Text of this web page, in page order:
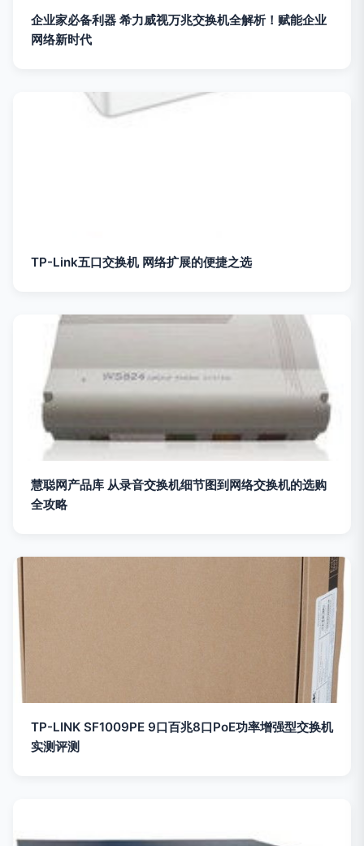
企业家必备利器 希力威视万兆交换机全解析！赋能企业
网络新时代
TP-Link五口交换机 网络扩展的便捷之选
慧聪网产品库 从录音交换机细节图到网络交换机的选购
全攻略
TP-LINK SF1009PE 9口百兆8口PoE功率增强型交换机
实测评测